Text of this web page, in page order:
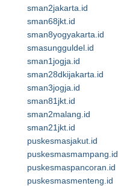
sman2jakarta.id
sman68jkt.id
sman8yogyakarta.id
smasungguldel.id
sman1jogja.id
sman28dkijakarta.id
sman3jogja.id
sman81jkt.id
sman2malang.id
sman21jkt.id
puskesmasjakut.id
puskesmasmampang.id
puskesmaspancoran.id
puskesmasmenteng.id